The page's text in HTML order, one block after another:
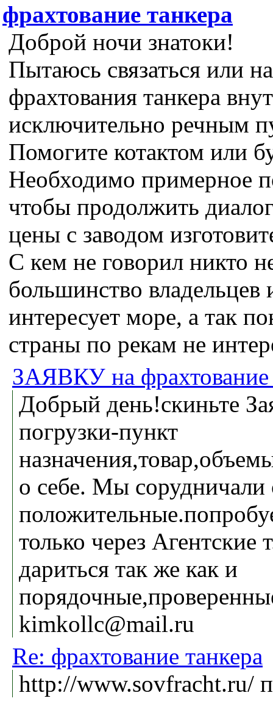
фрахтование танкера
Доброй ночи знатоки!
Пытаюсь связаться или
фрахтования танкера
исключительно речным
Помогите котактом или
Необходимо примерное
чтобы продолжить
цены с заводом
С кем не говорил никто
большинство владельцев
интересует море, а так
страны по рекам не
ЗАЯВКУ на фрахтование
Добрый день!скиньте
погрузки-пункт
о себе. Мы
только через
дариться так же как и
kimkollc@mail.ru
Re: фрахтование танкера
http://www.sovfracht.ru/